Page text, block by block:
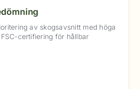
av skogsavsnitt med höga
certifiering för hållbar